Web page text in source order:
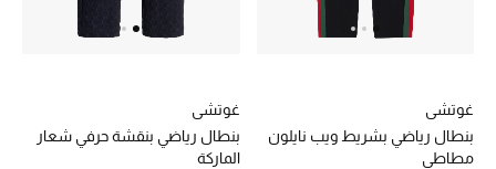
موضة نسائية
تسوقوا للنساء
غوتشي
بنطال رياضي بشريط ويب نايلون
مطاطي
غوتشي
بنطال رياضي بنقشة حرفي شعار
الماركة